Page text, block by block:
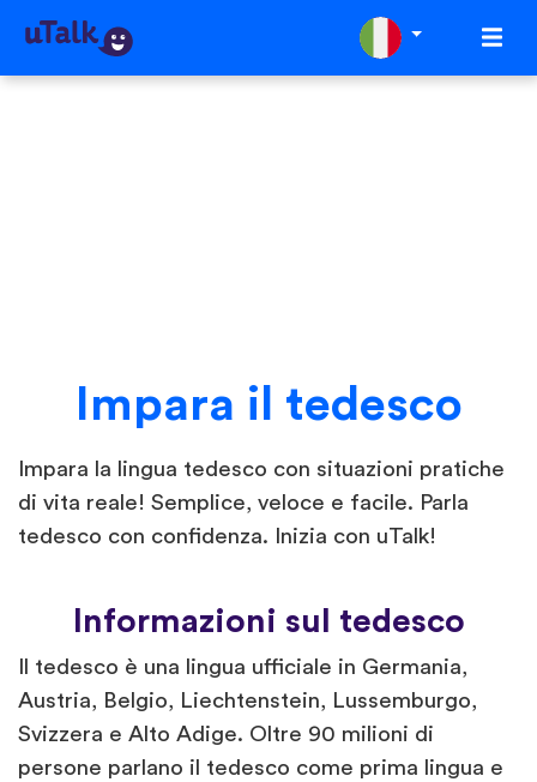
Impara il tedesco
Impara la lingua tedesco con situazioni pratiche
di vita reale! Semplice, veloce e facile. Parla
tedesco con confidenza. Inizia con uTalk!
Informazioni sul tedesco
Il tedesco è una lingua ufficiale in Germania,
Austria, Belgio, Liechtenstein, Lussemburgo,
Svizzera e Alto Adige. Oltre 90 milioni di
persone parlano il tedesco come prima lingua e